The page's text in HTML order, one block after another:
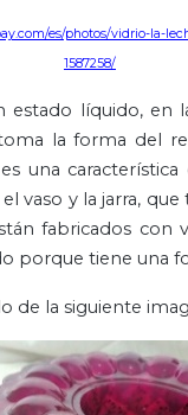
es/photos/vidrio-la-
1587258/
estado líquido, en
la forma del
una
vaso y la jarra,
fabricados con
porque tiene una
de la siguiente